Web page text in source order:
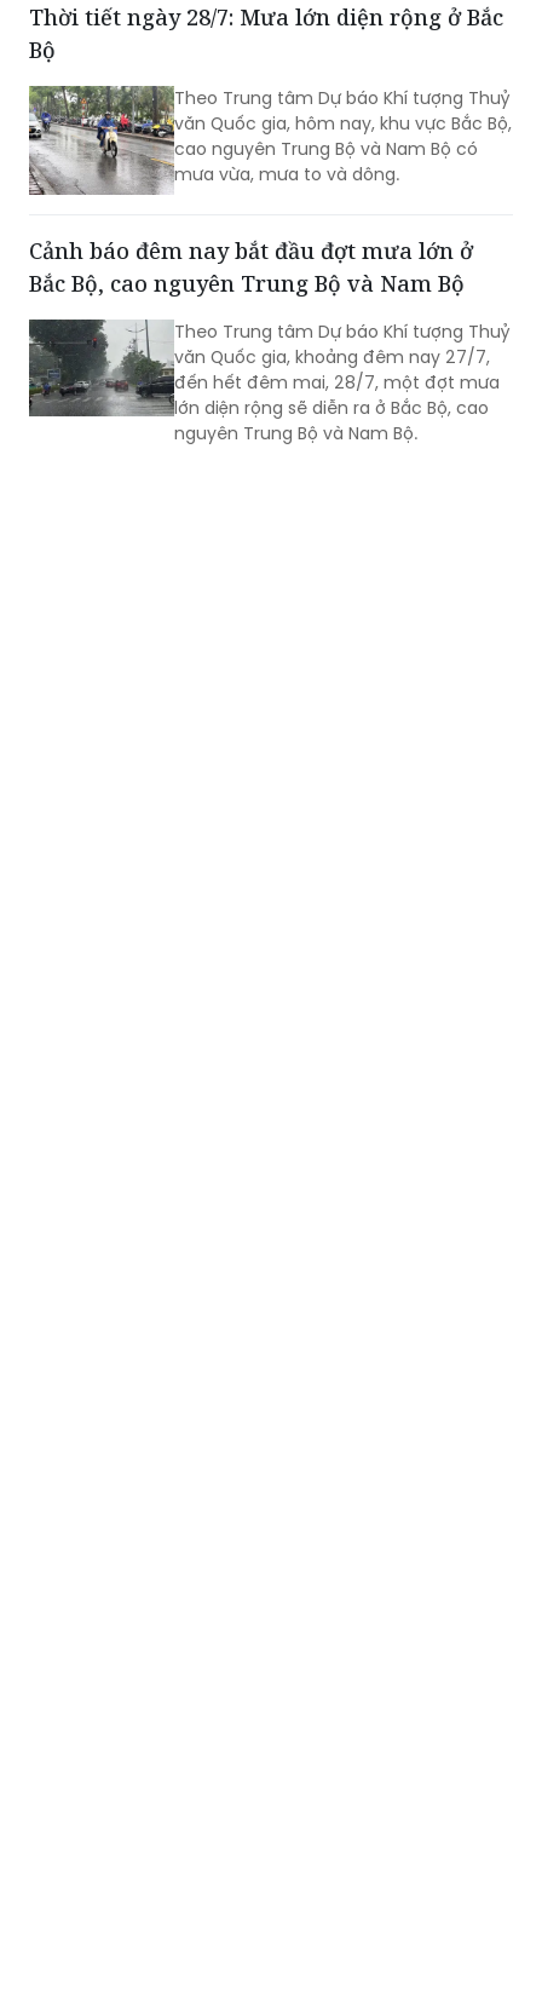
Thời tiết ngày 28/7: Mưa lớn diện rộng ở Bắc
Bộ
Theo Trung tâm Dự báo Khí tượng Thuỷ
văn Quốc gia, hôm nay, khu vực Bắc Bộ,
cao nguyên Trung Bộ và Nam Bộ có
mưa vừa, mưa to và dông.
Cảnh báo đêm nay bắt đầu đợt mưa lớn ở
Bắc Bộ, cao nguyên Trung Bộ và Nam Bộ
Theo Trung tâm Dự báo Khí tượng Thuỷ
văn Quốc gia, khoảng đêm nay 27/7,
đến hết đêm mai, 28/7, một đợt mưa
lớn diện rộng sẽ diễn ra ở Bắc Bộ, cao
nguyên Trung Bộ và Nam Bộ.